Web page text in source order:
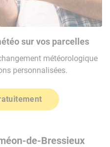
sur vos parcelles
météorologique
personnalisées.
de-Bressieux